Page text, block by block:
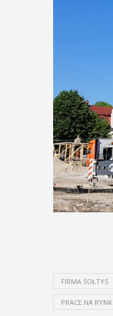
FIRMA SOŁTYS
PRACE NA